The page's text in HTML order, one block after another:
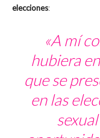
elecciones:
«A mí
hubiera
que se
en las